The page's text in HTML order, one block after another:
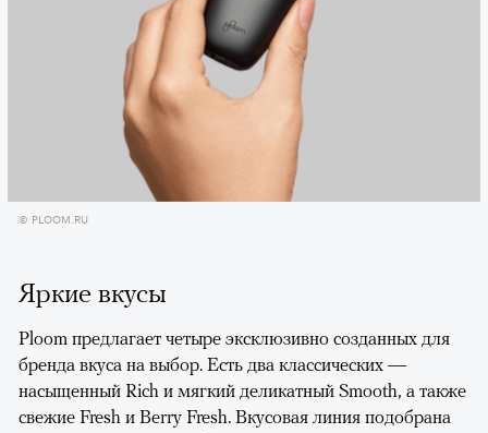
© PLOOM.RU
Яркие вкусы
Ploom предлагает четыре эксклюзивно созданных для
бренда вкуса на выбор. Есть два классических —
насыщенный Rich и мягкий деликатный Smooth, а также
свежие Fresh и Berry Fresh. Вкусовая линия подобрана